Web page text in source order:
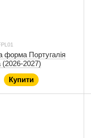
форма Португалія
(2026-2027)
Купити